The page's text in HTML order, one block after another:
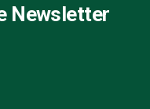
Newsletter